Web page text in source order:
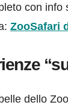
con info
ZooSafari
dello